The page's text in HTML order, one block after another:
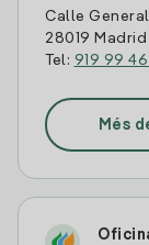
Calle
28019 Madrid
Tel: 919 99
Més